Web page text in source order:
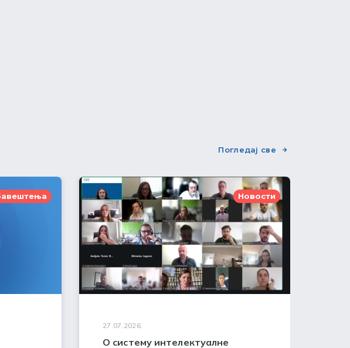
Погледај све
Новости
27.07.2026.
О систему интелектуалне